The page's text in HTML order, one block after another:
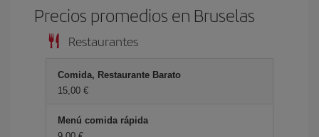
Precios promedios en Bruselas
Restaurantes
Comida, Restaurante Barato
15,00 €
Menú comida rápida